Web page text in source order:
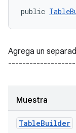
public
Agrega un
Muestra
TableBuilder